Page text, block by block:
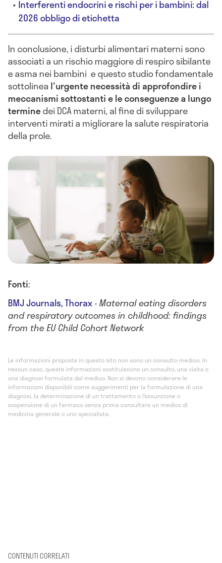
Interferenti endocrini e rischi per i bambini: dal
2026 obbligo di etichetta
In conclusione, i disturbi alimentari materni sono
associati a un rischio maggiore di respiro sibilante
e asma nei bambini e questo studio fondamentale
sottolinea l'urgente necessità di approfondire i
meccanismi sottostanti e le conseguenze a lungo
terminedei DCA materni, al fine di sviluppare
interventi mirati a migliorare la salute respiratoria
della prole.
Fonti:
BMJ Journals, Thorax-Maternal eating disorders
and respiratory outcomes in childhood: findings
from the EU Child Cohort Network
Le informazioni proposte in questo sito non sono un consulto medico. In
nessun caso, queste informazioni sostituiscono un consulto, una visita o
una diagnosi formulata dal medico. Non si devono considerare le
informazioni disponibili come suggerimenti per la formulazione di una
diagnosi, la determinazione di un trattamento o l’assunzione o
sospensione di un farmaco senza prima consultare un medico di
medicina generale o uno specialista.
CONTENUTI CORRELATI